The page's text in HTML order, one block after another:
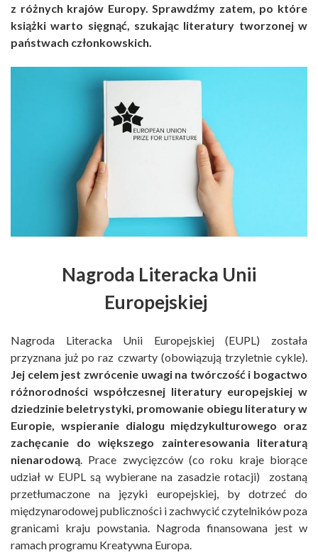
z różnych krajów Europy. Sprawdźmy zatem, po które
książki warto sięgnąć, szukając literatury tworzonej w
państwach członkowskich.
Nagroda Literacka Unii
Europejskiej
Nagroda Literacka Unii Europejskiej (EUPL) została
przyznana już po raz czwarty (obowiązują trzyletnie cykle).
Jej celem jest zwrócenie uwagi na twórczość i bogactwo
różnorodności współczesnej literatury europejskiej w
dziedzinie beletrystyki, promowanie obiegu literatury w
Europie, wspieranie dialogu międzykulturowego oraz
zachęcanie do większego zainteresowania literaturą
nienarodową. Prace zwycięzców (co roku kraje biorące
udział w EUPL są wybierane na zasadzie rotacji) zostaną
przetłumaczone na języki europejskiej, by dotrzeć do
międzynarodowej publiczności i zachwycić czytelników poza
granicami kraju powstania. Nagroda finansowana jest w
ramach programu Kreatywna Europa.